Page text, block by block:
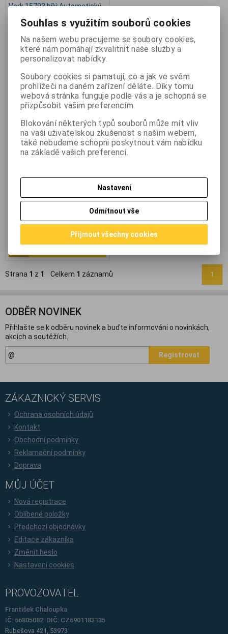
Verk 15793 bílý Automatický
Výrobce:Werk Group
Katalogové číslo:ha_V105D
Záruka (měsíců): 24
Termín dodání (dny): skladem
Skladem:2 ks
Hmotnost:
EAN:5907451319918
Verk 15793 bílý Automatický
dávkovač mýdla. Verk
Automatický dávkovač mýdla
dávkovač mýdla 250ml
bezdotykový. Moderní
hygienické zařízení do koupelny,
se kterým odpadá nutnost sahat
na ulepenou pumpičku nebo na
funguje na principu pohybového
(11,458 EUR)
223,40 Kč(9,466 EUR)(Vaše cena
Přidat do košíku
Strana 1 z 1 Celkem 1 záznamů 1
ODBĚR NOVINEK
Přihlašte se k odběru novinek a buďte informováni o novinkách,
akcích a soutěžích.
Registrovat
ZÁKAZNICKÝ SERVIS
Ochrana osobních údajů
Kontakt
Obchodní podmínky
Reklamační podmínky
Doprava
MŮJ ÚČET
Nová registrace
Oblíbené položky
Předchozí objednávky
Editace zákazníka
Změnit heslo
Nastavení cookies
PROVOZOVATEL
František Chaloupka
IČ: 66805082 DIČ: CZ6901183135
Rubešova 421, 53973
Souhlas s využitím souborů cookies
Na našem webu pracujeme se soubory cookies,
které nám pomáhají zkvalitnit naše služby a
personalizovat nabídky.
Soubory cookies si pamatují, co a jak ve svém
prohlížeči na daném zařízení děláte. Díky tomu
webová stránka funguje podle vás a je schopná se
přizpůsobit vašim preferencím.
Blokování některých typů souborů může mít vliv
na vaši uživatelskou zkušenost s naším webem,
také nebudeme schopni poskytnout vám nabídku
na základě vašich preferencí.
Nastavení
Odmítnout vše
Přijmout všechny cookies